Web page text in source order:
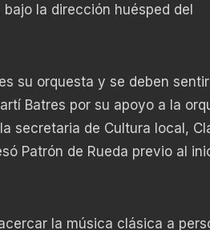
la dirección huésped del
su orquesta y se deben
Batres por su apoyo a la
secretaria de Cultura local,
Patrón de Rueda previo al
la música clásica a